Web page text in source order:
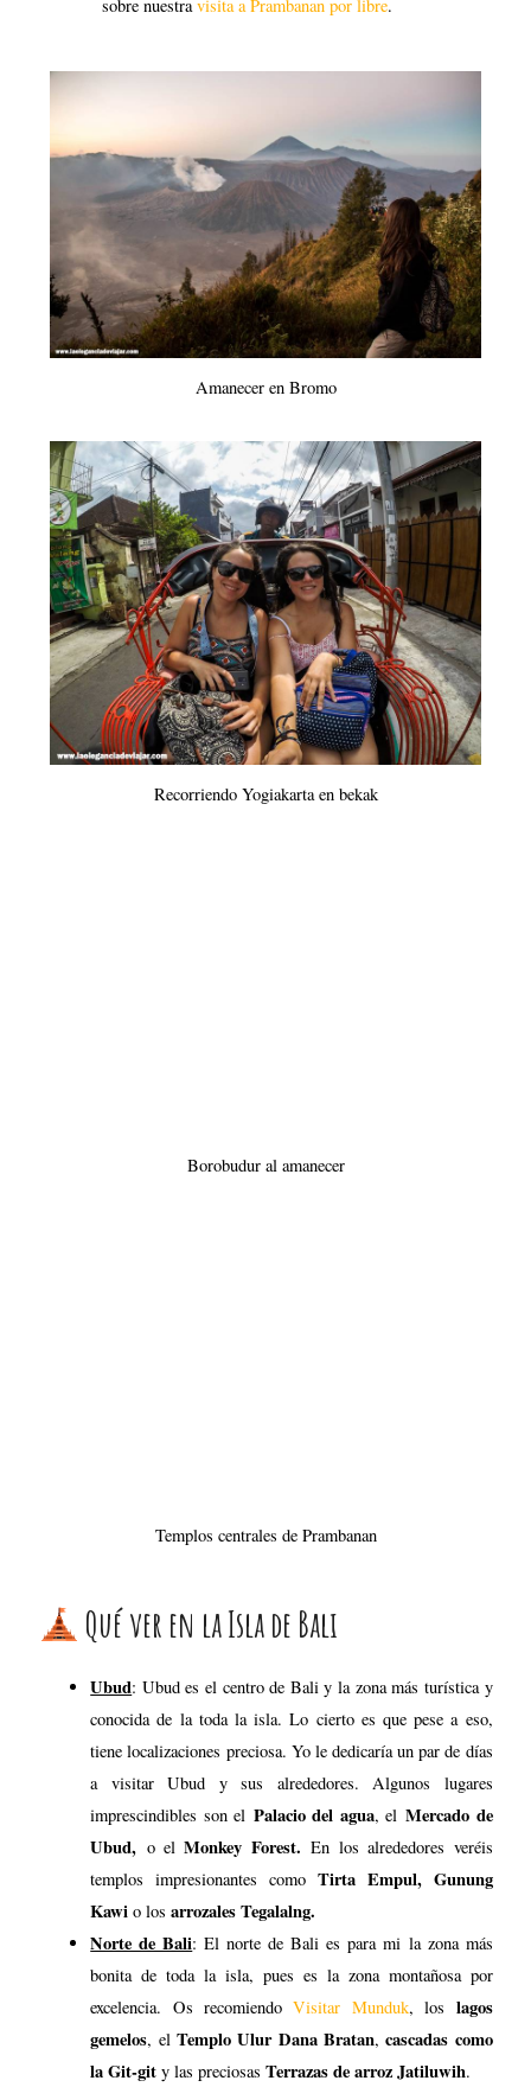
sobre nuestravisita a Prambanan por libre.
Amanecer en Bromo
Recorriendo Yogiakarta en bekak
a visitar Ubud y sus alrededores. Algunos lugares
templos impresionantes comoTirta Empul, Gunung
Norte de Bali: El norte de Bali es para mi la zona más
bonita de toda la isla, pues es la zona montañosa por
excelencia. Os recomiendoVisitar Munduk, loslagos
gemelos, elTemplo Ulur Dana Bratan,cascadas como
la Git-gity las preciosasTerrazas de arroz Jatiluwih.
Sur de Bali: Al sur de Bali destacan las playas, aunque
hay algunas que son poco aptas para el baño. Es una zona
sobretodo a la que acuden surfistas (sobretodo
australianos) por sus buenas olas. También destacan los
templos deUluwatuyTanah Lot.
Este de Bali: El este de Bali es una de las zonas más
alejadas del centro, así que para visitarla te recomiendo
contratar un conductor o bien alojarte en la zona y visitar